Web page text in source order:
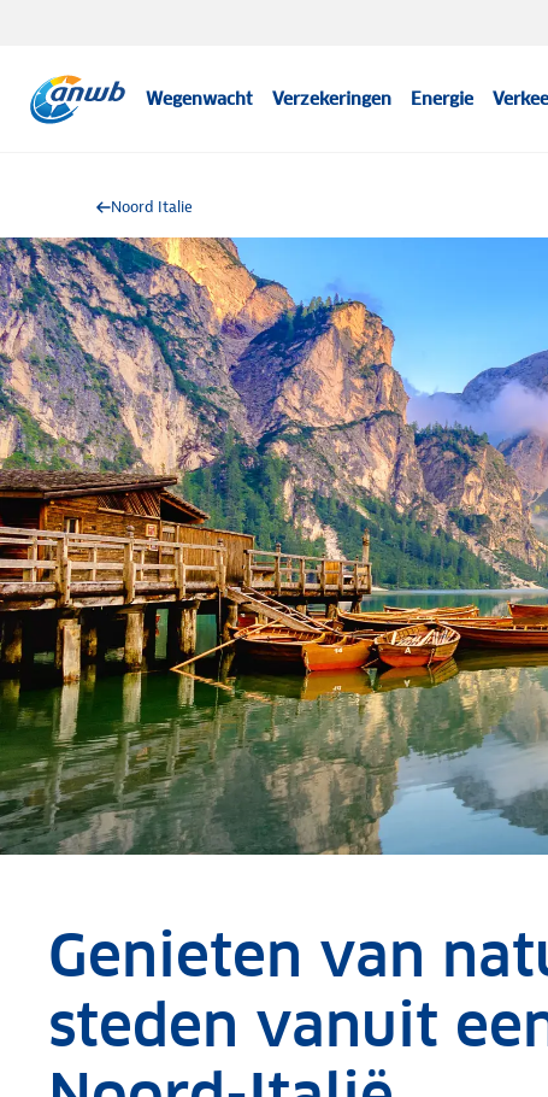
Wegenwacht Verzekeringen Energie
Noord Italie
Genieten van
steden vanuit